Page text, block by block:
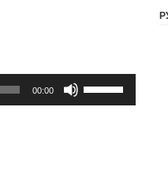
00:00
клавиши